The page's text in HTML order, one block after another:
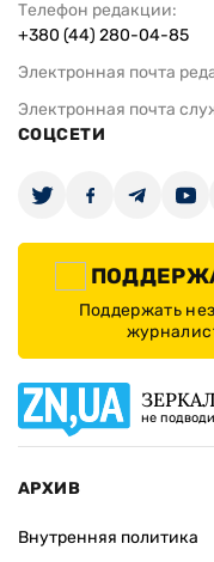
Телефон редакции:
+380 (44) 280-04-85
Электронная почта
Электронная почта
СОЦСЕТИ
Поддержать
не
АРХИВ
Внутренняя политика